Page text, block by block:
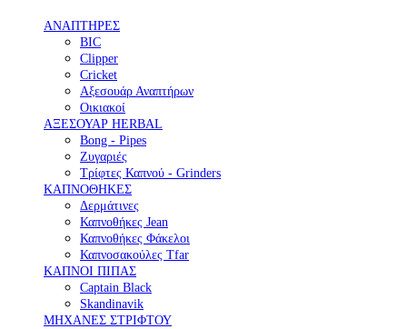
ΑΝΑΠΤΗΡΕΣ
BIC
Clipper
Cricket
Αξεσουάρ Αναπτήρων
Οικιακοί
ΑΞΕΣΟΥΑΡ HERBAL
Bong - Pipes
Ζυγαριές
Τρίφτες Καπνού - Grinders
ΚΑΠΝΟΘΗΚΕΣ
Δερμάτινες
Καπνοθήκες Jean
Καπνοθήκες Φάκελοι
Καπνοσακούλες Tfar
ΚΑΠΝΟΙ ΠΙΠΑΣ
Captain Black
Skandinavik
ΜΗΧΑΝΕΣ ΣΤΡΙΦΤΟΥ